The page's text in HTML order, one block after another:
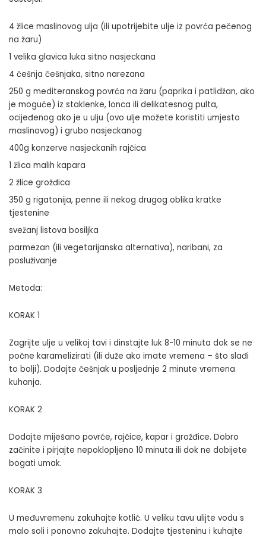
4 žlice maslinovog ulja (ili upotrijebite ulje iz povrća pečenog
na žaru)
1 velika glavica luka sitno nasjeckana
4 češnja češnjaka, sitno narezana
250 g mediteranskog povrća na žaru (paprika i patlidžan, ako
je moguće) iz staklenke, lonca ili delikatesnog pulta,
ocijeđenog ako je u ulju (ovo ulje možete koristiti umjesto
maslinovog) i grubo nasjeckanog
400g konzerve nasjeckanih rajčica
1 žlica malih kapara
2 žlice grožđica
350 g rigatonija, penne ili nekog drugog oblika kratke
tjestenine
svežanj listova bosiljka
parmezan (ili vegetarijanska alternativa), naribani, za
posluživanje
Metoda:
KORAK 1
Zagrijte ulje u velikoj tavi i dinstajte luk 8-10 minuta dok se ne
počne karamelizirati (ili duže ako imate vremena – što slađi
to bolji). Dodajte češnjak u posljednje 2 minute vremena
kuhanja.
KORAK 2
Dodajte miješano povrće, rajčice, kapar i grožđice. Dobro
začinite i pirjajte nepoklopljeno 10 minuta ili dok ne dobijete
bogati umak.
KORAK 3
U međuvremenu zakuhajte kotlić. U veliku tavu ulijte vodu s
malo soli i ponovno zakuhajte. Dodajte tjesteninu i kuhajte